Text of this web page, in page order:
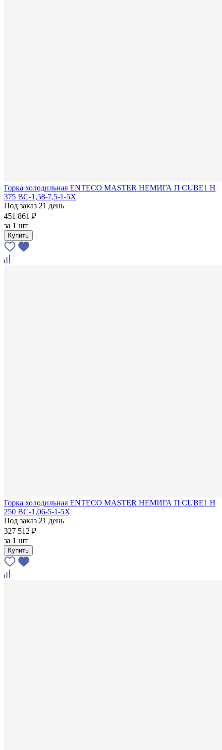
Горка холодильная ENTECO MASTER НЕМИГА П CUBE1 Н
375 ВС-1,58-7,5-1-5Х
Под заказ 21 день
451 861 ₽
за 1 шт
Купить
Горка холодильная ENTECO MASTER НЕМИГА П CUBE1 Н
250 ВС-1,06-5-1-5Х
Под заказ 21 день
327 512 ₽
за 1 шт
Купить